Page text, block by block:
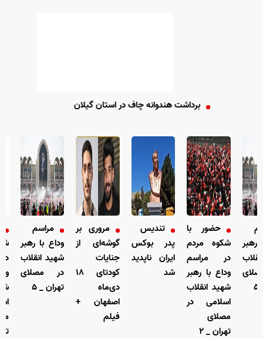
برداشت هندوانه چاف در استان گیلان
حضور با
شکوه مردم
در مراسم
وداع با رهبر
شهید انقلاب
اسلامی در
مصلای
تهران _ ۲
تندیس
پدر بوکس
ایران ناپدید
شد
مروری بر
گوشه‌ای از
جنایات
کودتای ۱۸
دی‌ماه
اصفهان +
فیلم
مراسم
وداع با رهبر
شهید انقلاب
در مصلای
تهران _ ۵